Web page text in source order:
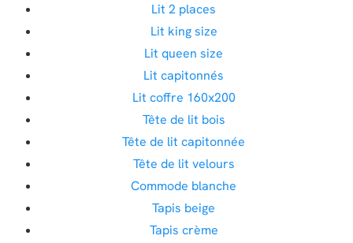
Lit 2 places
Lit king size
Lit queen size
Lit capitonnés
Lit coffre 160x200
Tête de lit bois
Tête de lit capitonnée
Tête de lit velours
Commode blanche
Tapis beige
Tapis crème